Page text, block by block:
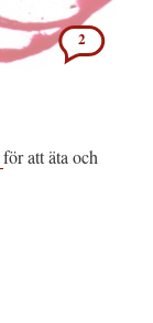
2
för att äta och